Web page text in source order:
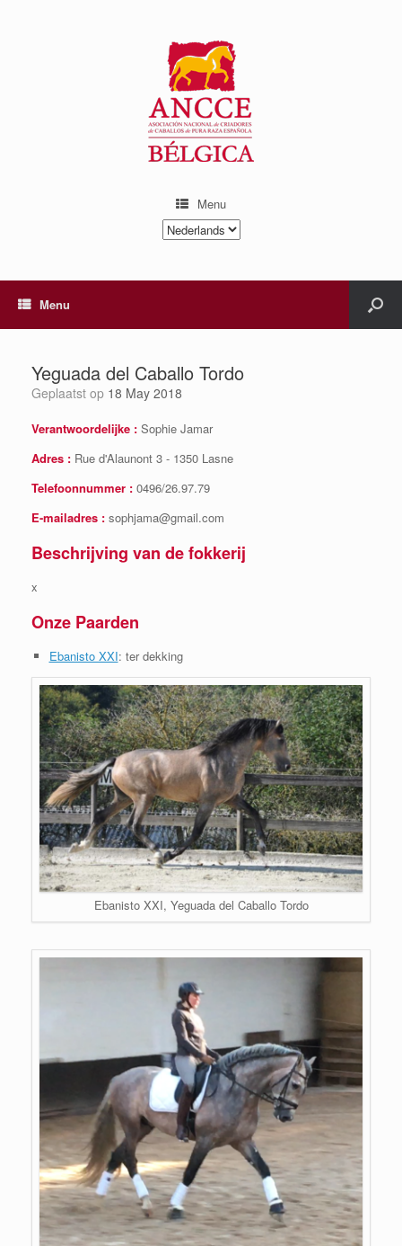
Menu
Kies
een
Menu
Yeguada del Caballo Tordo
Geplaatst op 18 May 2018
Verantwoordelijke : Sophie Jamar
Adres : Rue d'Alaunont 3 - 1350 Lasne
Telefoonnummer : 0496/26.97.79
E-mailadres : sophjama@gmail.com
Beschrijving van de fokkerij
x
Onze Paarden
Ebanisto XXI: ter dekking
Ebanisto XXI, Yeguada del Caballo Tordo